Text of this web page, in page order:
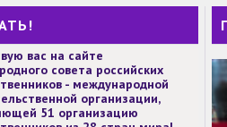
вас на сайте
совета российских
- международной
организации,
51 организацию